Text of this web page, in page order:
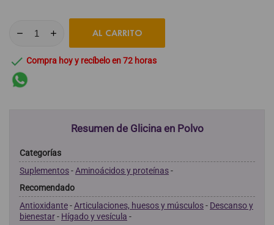
AL CARRITO
 Compra hoy y recíbelo en 72 horas
Resumen de Glicina en Polvo
Categorías
Suplementos-Aminoácidos y proteínas-
Recomendado
Antioxidante-Articulaciones, huesos y músculos- Descanso y
bienestar- Hígado y vesícula -